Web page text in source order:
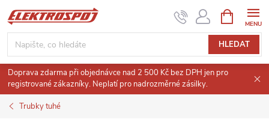
Přejít
na
obsah
HLEDAT
NÁKUPNÍ
KOŠÍK
Doprava zdarma při objednávce nad 2 500 Kč bez DPH jen pro
registrované zákazníky. Neplatí pro nadrozměrné zásilky.
Trubky tuhé